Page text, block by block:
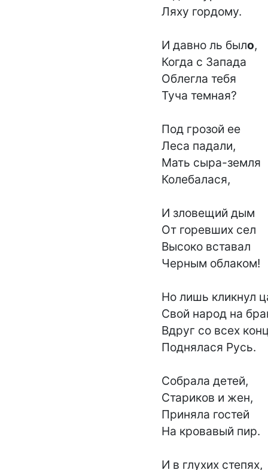
Ляху гордому.
И давно ль было,
Когда с Запада
Облегла тебя
Туча темная?
Под грозой ее
Леса падали,
Мать сыра-земля
Колебалася,
И зловещий дым
От горевших сел
Высоко вставал
Черным облаком!
Но лишь кликнул
Свой народ на
Вдруг со всех
Поднялася Русь.
Собрала детей,
Стариков и жен,
Приняла гостей
На кровавый пир.
И в глухих степях,